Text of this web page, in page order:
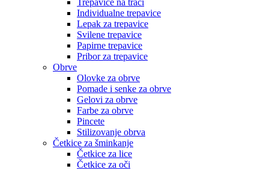
Trepavice na traci
Individualne trepavice
Lepak za trepavice
Svilene trepavice
Papirne trepavice
Pribor za trepavice
Obrve
Olovke za obrve
Pomade i senke za obrve
Gelovi za obrve
Farbe za obrve
Pincete
Stilizovanje obrva
Četkice za šminkanje
Četkice za lice
Četkice za oči